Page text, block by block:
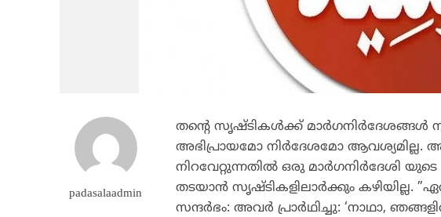
padasalaadmin
തന്റെ സൃഷ്ടികള്‍ക്ക്
അഭിപ്രായമോ നിര്‍ദേശമോ
നിറവേറ്റുന്നതില്‍ ഒരു മാര്‍ഗനിര്‍ദേശി
തടയാന്‍ സൃഷ്ടികളിലാര്‍ക്കും കഴിയില്ല.
സന്ദര്‍ഭം: അവര്‍ പ്രാര്‍ഥിച്ചു: ‘നാഥാ,